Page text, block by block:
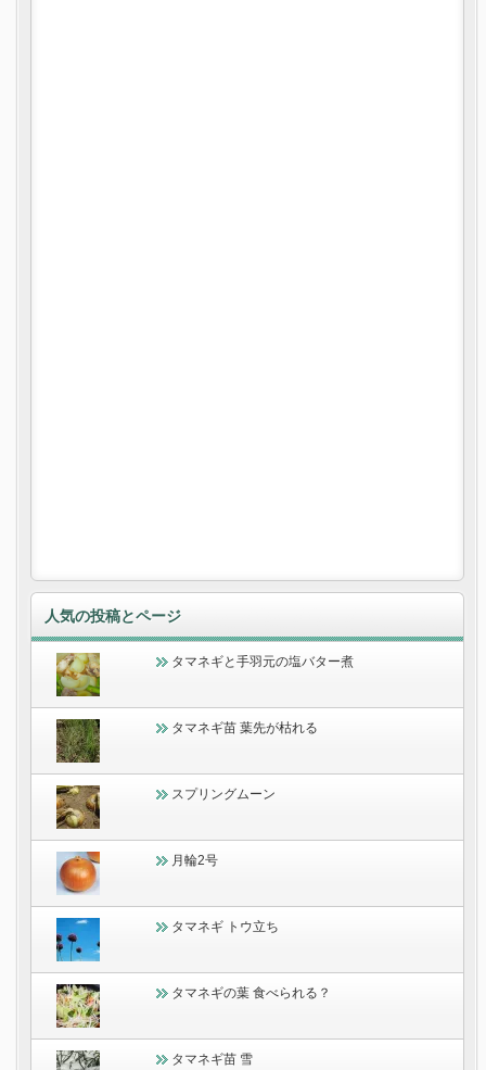
人気の投稿とページ
タマネギと手羽元の塩バター煮
タマネギ苗 葉先が枯れる
スプリングムーン
月輪2号
タマネギ トウ立ち
タマネギの葉 食べられる？
タマネギ苗 雪